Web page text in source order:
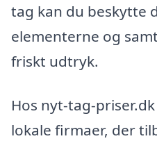
tag kan du beskytte
elementerne og
friskt udtryk.
Hos nyt-tag-
lokale firmaer, der